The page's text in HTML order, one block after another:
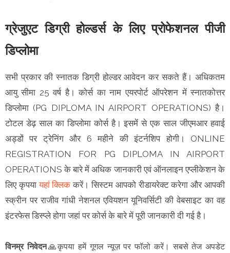
ग्रेजुएट डिग्री होल्डर्स के लिए प्रोफेशनल पीजी
डिप्लोमा
सभी प्रकार की स्नातक डिग्री होल्डर आवेदन कर सकते हैं। अधिकतम
आयु सीमा 25 वर्ष है। कोर्स का नाम एयरपोर्ट ऑपरेशन में स्नातकोत्तर
डिप्लोमा (PG DIPLOMA IN AIRPORT OPERATIONS) है।
टोटल डेढ़ साल का डिप्लोमा कोर्स है। इसमें से एक साल जीएमआर हवाई
अड्डों पर ट्रेनिंग और 6 महीने की इंटर्नशिप होगी। ONLINE
REGISTRATION FOR PG DIPLOMA IN AIRPORT
OPERATIONS के बारे में अधिक जानकारी एवं ऑनलाइन एप्लीकेशन के
लिए कृपयायहां क्लिक करें। सिस्टम आपको रीडायरेक्ट करेगा और आपकी
स्क्रीन पर राजीव गांधी नेशनल एवियशन यूनिवर्सिटी की वेबसाइट का वह
इंटरफेस डिस्प्ले होगा जहां पर कोर्स के बारे में पूरी जानकारी दी गई है।
विनम्र निवेदन🙏कृपया हमें गूगल न्यूज़ पर फॉलो करें। सबसे तेज अपडेट